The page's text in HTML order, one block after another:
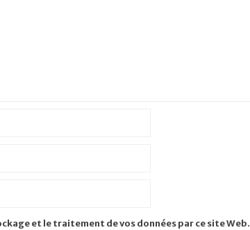
et le traitement de vos données par ce site Web.